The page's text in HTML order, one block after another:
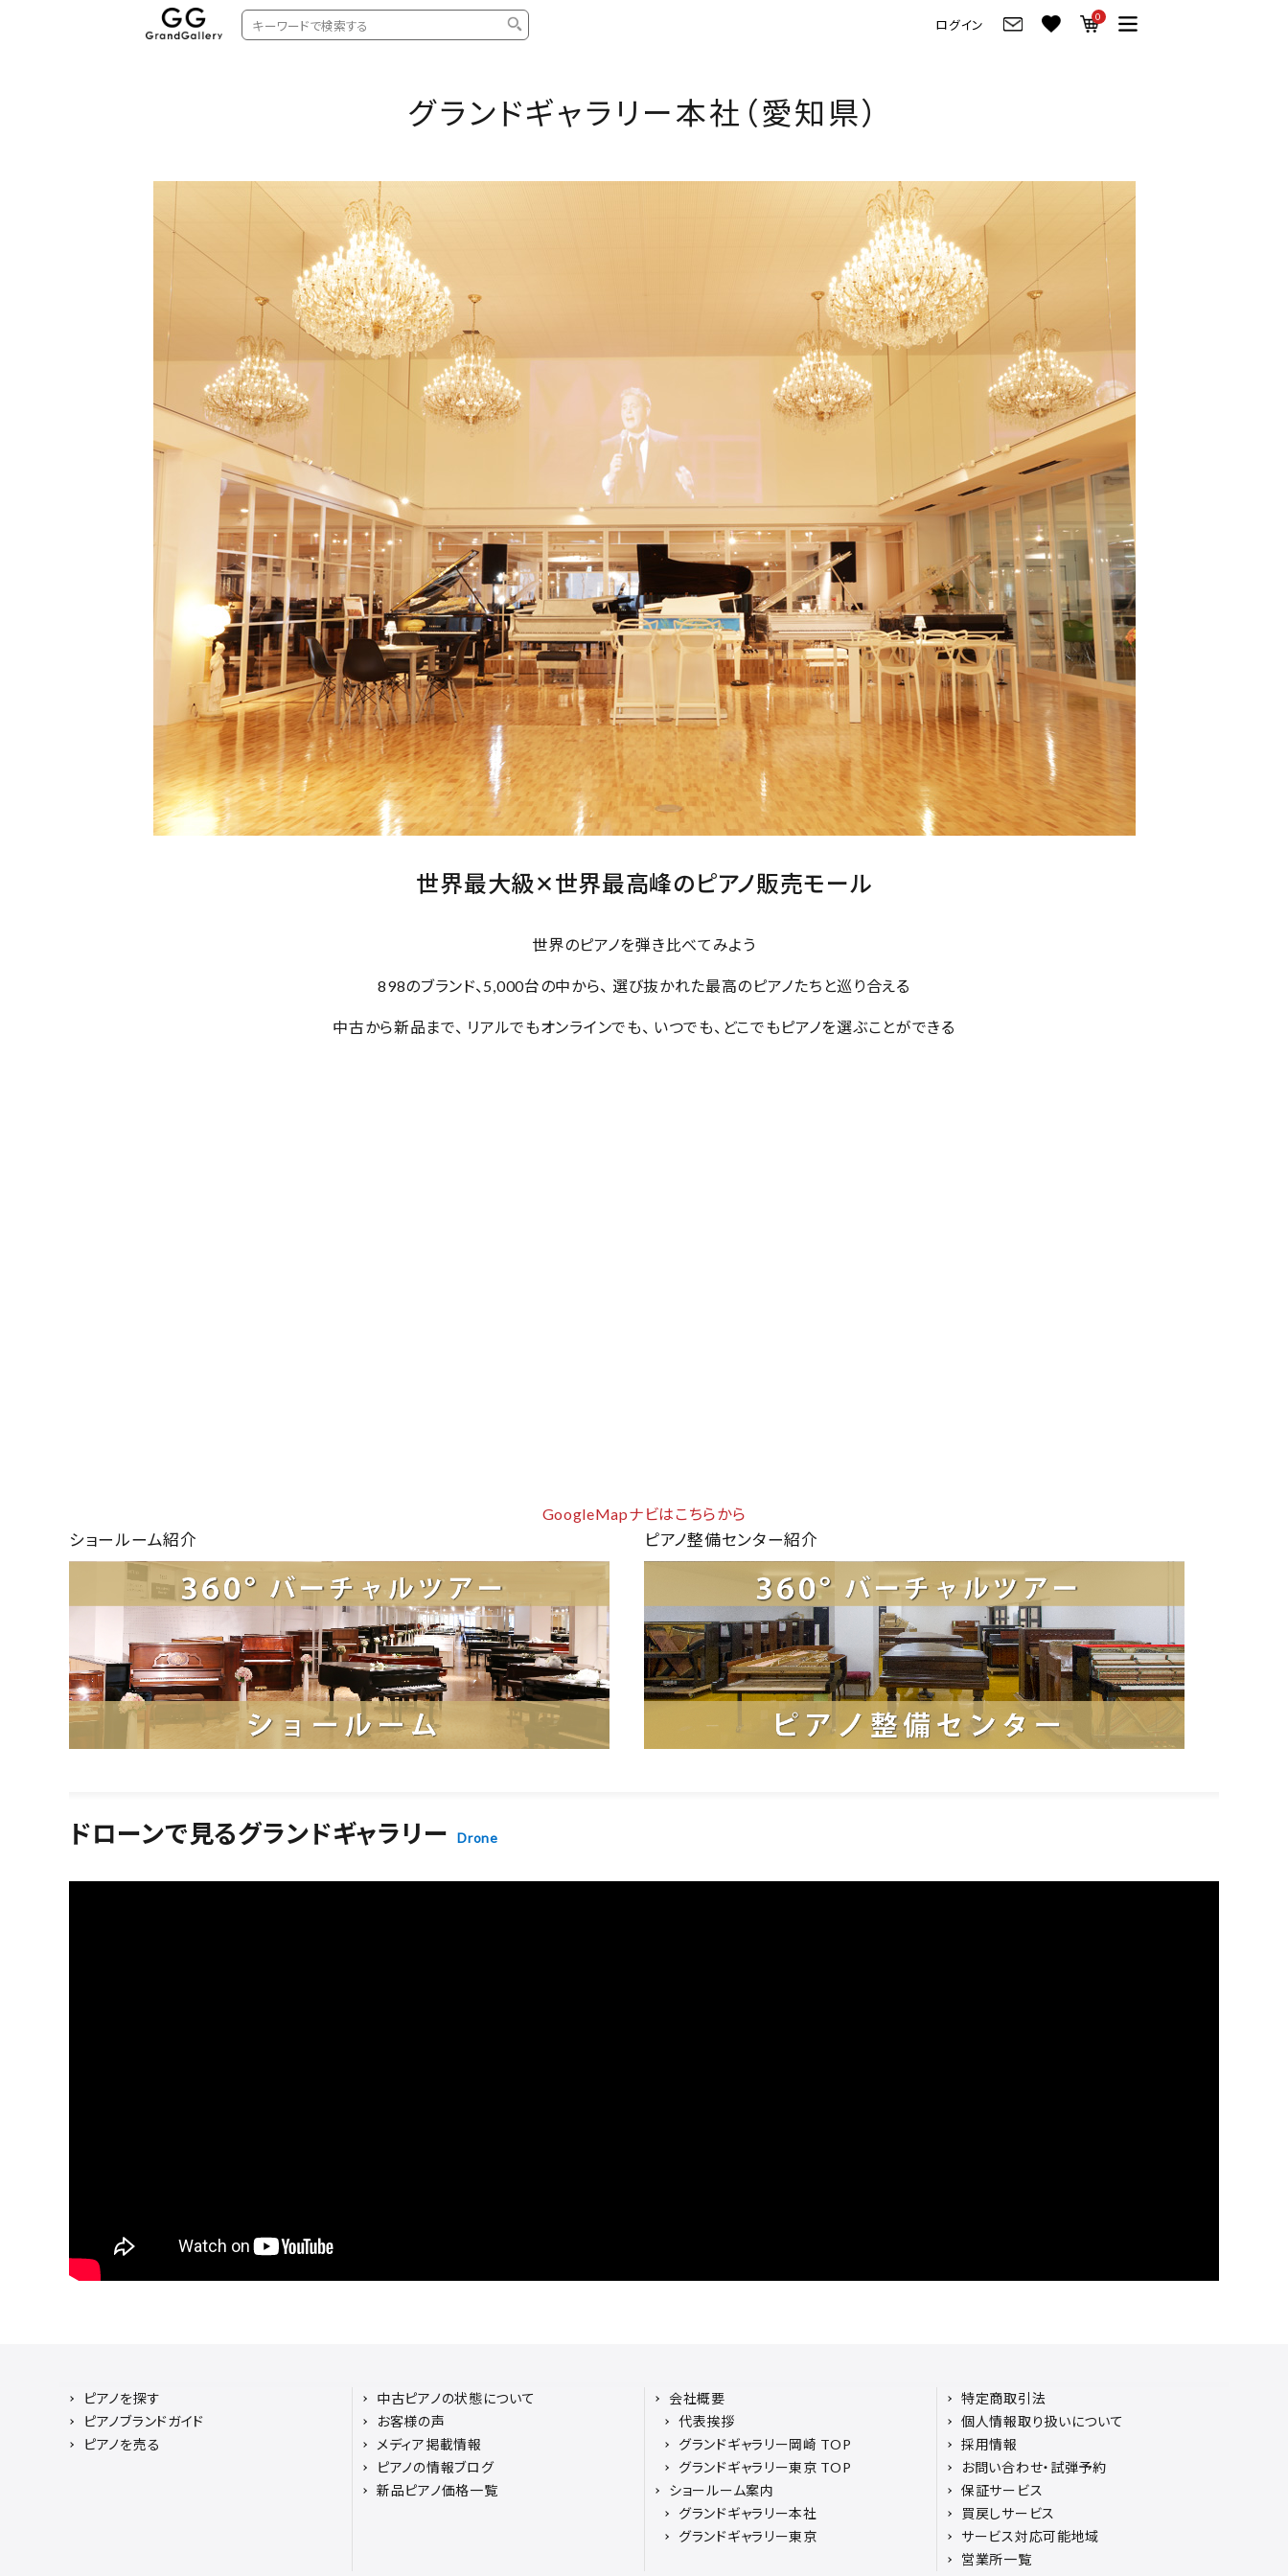
ログイン
0
中古グランドピアノ
コンサートグランドピアノ
YAMAHA スタッフレビュー
ピアノの選び方
ピアノお役立ち情報
ピアノトーク
新品ピアノ価格一覧
ピアノ製品番号一覧
会社情報
会社概要
採用情報
岡崎トップページ
東京トップページ
ピアノ買取ページ
よくある質問-買取
グランドギャラリー本社（愛知県）
世界最大級✕世界最高峰のピアノ販売モール
世界のピアノを弾き比べてみよう
898のブランド、5,000台の中から、 選び抜かれた最高のピアノたちと巡り合える
中古から新品まで、 リアルでもオンラインでも、 いつでも、どこでもピアノを選ぶことができる
GoogleMapナビはこちらから
ショールーム紹介 ピアノ整備センター紹介
ドローンで見るグランドギャラリー Drone
ピアノを探す
ピアノブランドガイド
ピアノを売る
中古ピアノの状態について
お客様の声
メディア掲載情報
ピアノの情報ブログ
新品ピアノ価格一覧
会社概要
代表挨拶
グランドギャラリー岡崎 TOP
グランドギャラリー東京 TOP
ショールーム案内
グランドギャラリー本社
グランドギャラリー東京
特定商取引法
個人情報取り扱いについて
採用情報
お問い合わせ・試弾予約
保証サービス
買戻しサービス
サービス対応可能地域
営業所一覧